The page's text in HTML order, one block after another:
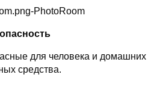
для человека и домашних
средства.